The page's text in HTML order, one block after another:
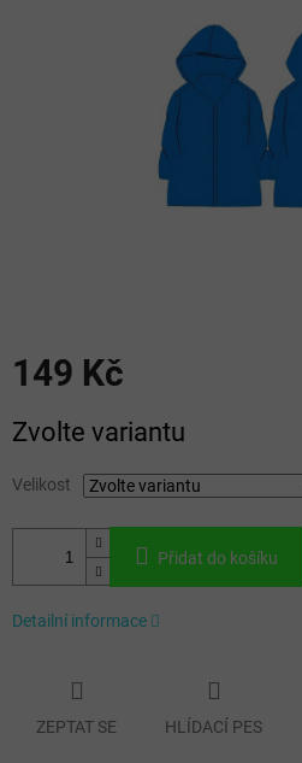
hvězdiček.
149 Kč
cena:
Zvolte variantu
Velikost
Přidat do košíku
Detailní informace
ZEPTAT SE HLÍDACÍ PES